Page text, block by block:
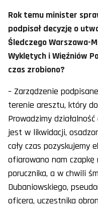
Rok temu minister
podpisał decyzję o
Śledczego Warszawa-
Wyklętych i Więźniów
czas zrobiono?
– Zarządzenie
terenie aresztu, który
Prowadzimy
jest w likwidacji,
cały czas pozyskujemy
ofiarowano nam
porucznika, a w chwili
Dubaniowskiego,
oficera, uczestnika